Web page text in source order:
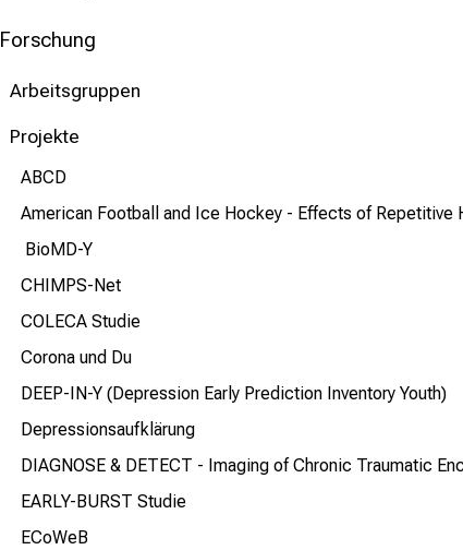
Forschung
Arbeitsgruppen
Projekte
ABCD
American Football and Ice Hockey - Effects of Repetitive
BioMD-Y
CHIMPS-Net
COLECA Studie
Corona und Du
DEEP-IN-Y (Depression Early Prediction Inventory Youth)
Depressionsaufklärung
DIAGNOSE & DETECT - Imaging of Chronic Traumatic
EARLY-BURST Studie
ECoWeB